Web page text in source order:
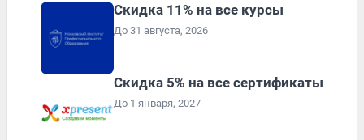
Скидка 11% на все курсы
До 31 августа, 2026
Скидка 5% на все сертификаты
До 1 января, 2027